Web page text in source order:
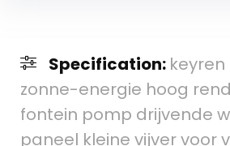
Specification: keyren
zonne-energie hoog
fontein pomp drijvende
paneel kleine vijver voor